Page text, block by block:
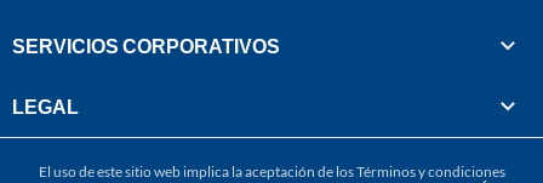
SERVICIOS CORPORATIVOS
LEGAL
El uso de este sitio web implica la aceptación de losTérminos y condiciones